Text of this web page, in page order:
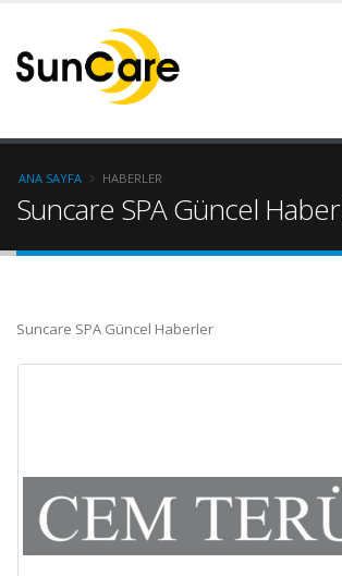
ANA SAYFA HABERLER
Suncare SPA Güncel
Suncare SPA Güncel Haberler